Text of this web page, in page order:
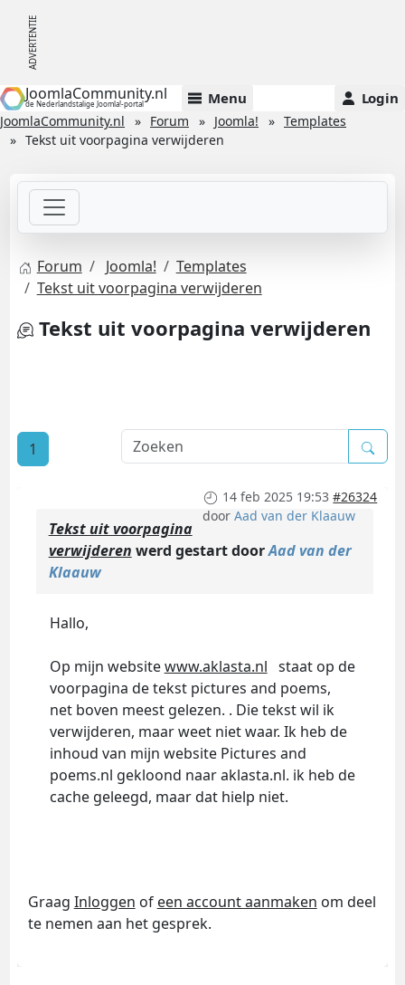
JoomlaCommunity.nl
de Nederlandstalige Joomla!-portal Menu Login
JoomlaCommunity.nl Forum Joomla!
Templates
Tekst uit voorpagina verwijderen
Forum Joomla!
Templates
Tekst uit voorpagina verwijderen
Tekst uit voorpagina verwijderen
1
14 feb 2025 19:53 #26324
doorAad van der Klaauw
Tekst uit voorpagina
verwijderen werd gestart doorAad van der
Klaauw
Hallo,
Op mijn websitewww.aklasta.nl staat op de
voorpagina de tekst pictures and poems,
net boven meest gelezen. . Die tekst wil ik
verwijderen, maar weet niet waar. Ik heb de
inhoud van mijn website Pictures and
poems.nl gekloond naar aklasta.nl. ik heb de
cache geleegd, maar dat hielp niet.
Graag Inloggen of een account aanmaken om deel
te nemen aan het gesprek.